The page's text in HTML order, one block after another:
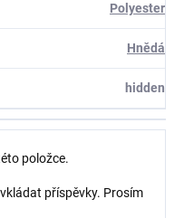
Polyester
Hnědá
hidden
položce.
příspěvky. Prosím